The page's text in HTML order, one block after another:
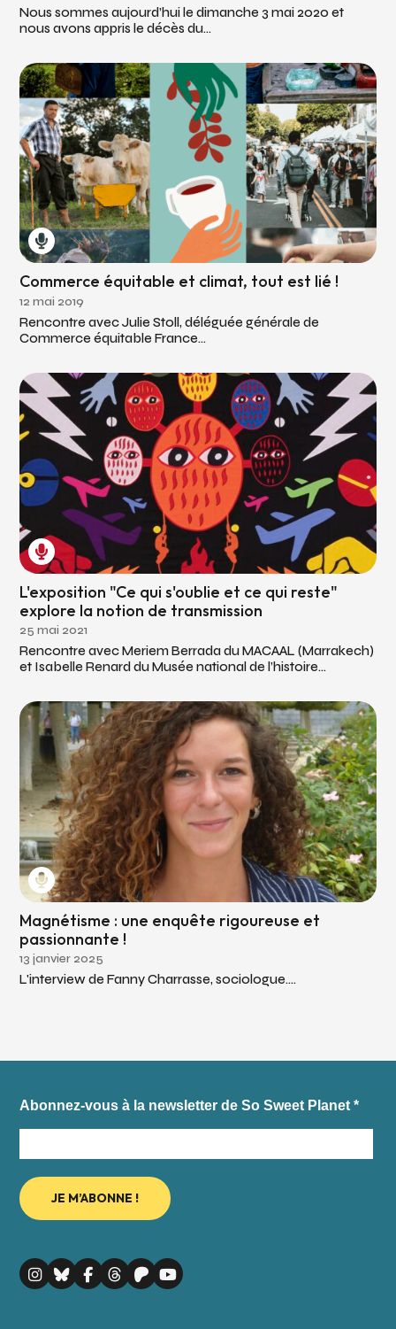
Nous sommes aujourd’hui le dimanche 3 mai 2020 et
nous avons appris le décès du...
Commerce équitable et climat, tout est lié !
12 mai 2019
Rencontre avec Julie Stoll, déléguée générale de
Commerce équitable France...
L'exposition "Ce qui s'oublie et ce qui reste"
explore la notion de transmission
25 mai 2021
Rencontre avec Meriem Berrada du MACAAL (Marrakech)
et Isabelle Renard du Musée national de l’histoire...
Magnétisme : une enquête rigoureuse et
passionnante !
13 janvier 2025
L'interview de Fanny Charrasse, sociologue....
Abonnez-vous à la newsletter de So Sweet Planet*